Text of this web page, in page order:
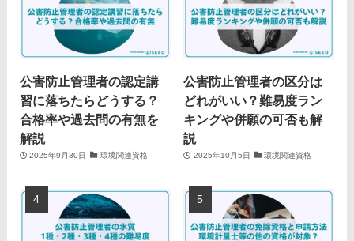
公害防止管理者の認定講
習に落ちたらどうする？
合格率や過去問の有無を
解説
2025年9月30日 環境関連資格
公害防止管理者の区分は
どれがいい？難易度ラン
キングや併願の可否も解
説
2025年10月5日 環境関連資格